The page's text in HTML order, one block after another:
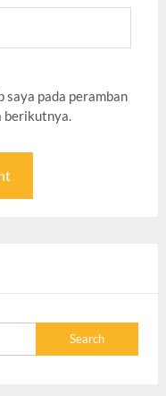
saya pada peramban
berikutnya.